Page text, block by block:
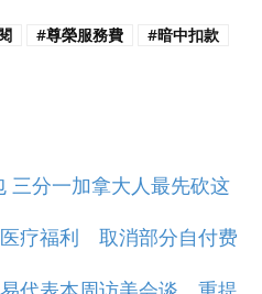
#尊榮服務費
#暗中扣款
三分一加拿大人最先砍这
疗福利 取消部分自付费
易代表本周访美会谈 重提